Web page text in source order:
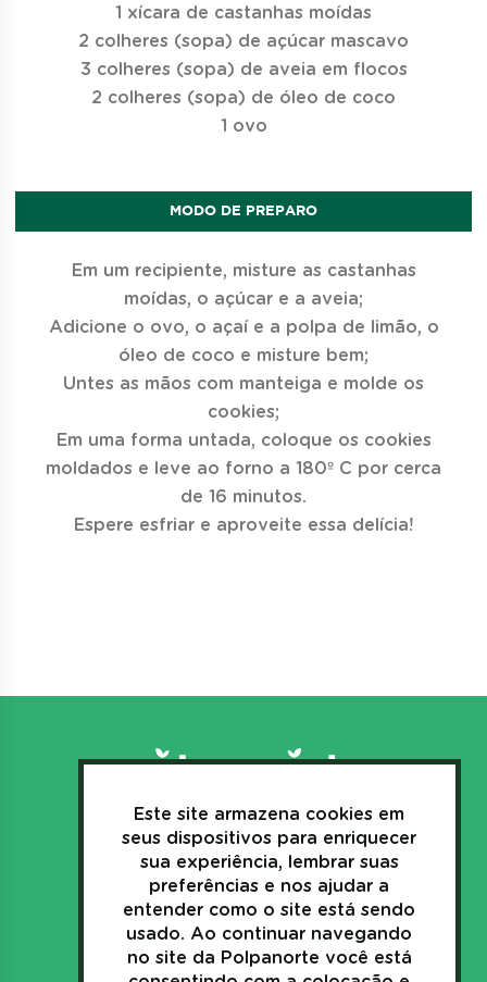
1 xícara de castanhas moídas
2 colheres (sopa) de açúcar mascavo
3 colheres (sopa) de aveia em flocos
2 colheres (sopa) de óleo de coco
1 ovo
MODO DE PREPARO
Em um recipiente, misture as castanhas
moídas, o açúcar e a aveia;
Adicione o ovo, o açaí e a polpa de limão, o
óleo de coco e misture bem;
Untes as mãos com manteiga e molde os
cookies;
Em uma forma untada, coloque os cookies
moldados e leve ao forno a 180º C por cerca
de 16 minutos.
Espere esfriar e aproveite essa delícia!
+55(44)3635.1157
sac@polpanorte.com.br
Av. Industrial, 269
Japurá - Paraná - Brasil
Este site armazena cookies em
seus dispositivos para enriquecer
sua experiência, lembrar suas
preferências e nos ajudar a
entender como o site está sendo
usado. Ao continuar navegando
no site da Polpanorte você está